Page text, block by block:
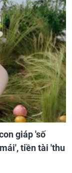
giáp 'số
tiền tài 'thu